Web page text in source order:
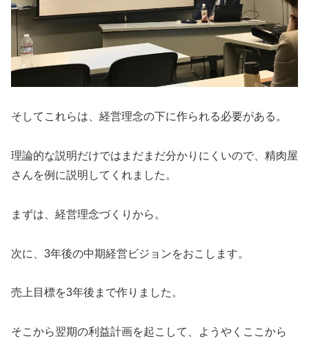
そしてこれらは、経営理念の下に作られる必要がある。
理論的な説明だけではまだまだ分かりにくいので、精肉屋
さんを例に説明してくれました。
まずは、経営理念づくりから。
次に、3年後の中期経営ビジョンをおこします。
売上目標を3年後まで作りました。
そこから翌期の利益計画を起こして、ようやくここから